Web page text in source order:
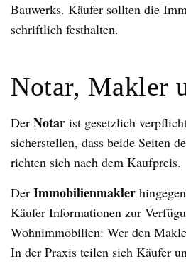
Bauwerks. Käufer sollten die
schriftlich festhalten.
Notar, Makler
Der Notar ist gesetzlich
sicherstellen, dass beide Seiten
richten sich nach dem Kaufpreis.
Der Immobilienmakler
Käufer Informationen zur
Wohnimmobilien: Wer den
In der Praxis teilen sich Käufer